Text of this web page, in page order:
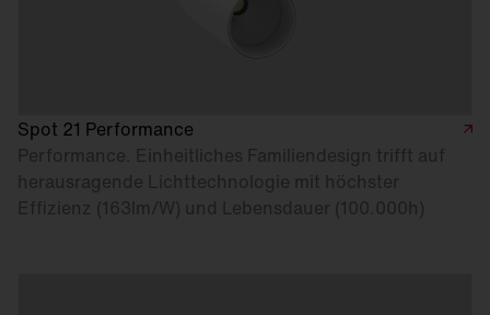
Spot 21 Performance
Performance. Einheitliches Familiendesign trifft auf
herausragende Lichttechnologie mit höchster
Effizienz (163lm/W) und Lebensdauer (100.000h)